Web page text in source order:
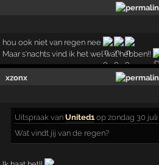
hou ook niet van regen nee
Maar s'nachts vind ik het wel wat hebben!!
xzonx
Uitspraak vanUnited1 op zondag 30 juli
Wat vindt jij van de regen?